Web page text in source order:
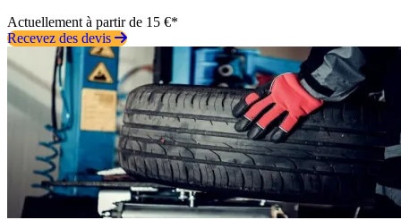
Actuellement à partir de 15 €*
Recevez des devis